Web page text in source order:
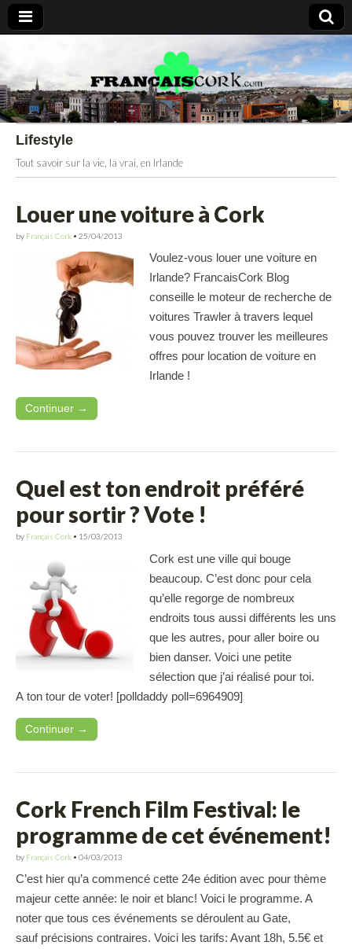
Francais Cork
Lifestyle
Tout savoir sur la vie, la vrai, en Irlande
Louer une voiture à Cork
by Français Cork • 25/04/2013
Voulez-vous louer une voiture en
Irlande? FrancaisCork Blog
conseille le moteur de recherche de
voitures Trawler à travers lequel
vous pouvez trouver les meilleures
offres pour location de voiture en
Irlande !
Continuer →
Quel est ton endroit préféré
pour sortir ? Vote !
by Français Cork • 15/03/2013
Cork est une ville qui bouge
beaucoup. C’est donc pour cela
qu’elle regorge de nombreux
endroits tous aussi différents les uns
que les autres, pour aller boire ou
bien danser. Voici une petite
sélection que j’ai réalisé pour toi.
A ton tour de voter! [polldaddy poll=6964909]
Continuer →
Cork French Film Festival: le
programme de cet événement!
by Français Cork • 04/03/2013
C’est hier qu’a commencé cette 24e édition avec pour thème
majeur cette année: le noir et blanc! Voici le programme. A
noter que tous ces événements se déroulent au Gate,
sauf précisions contraires. Voici les tarifs: Avant 18h, 5.5€ et